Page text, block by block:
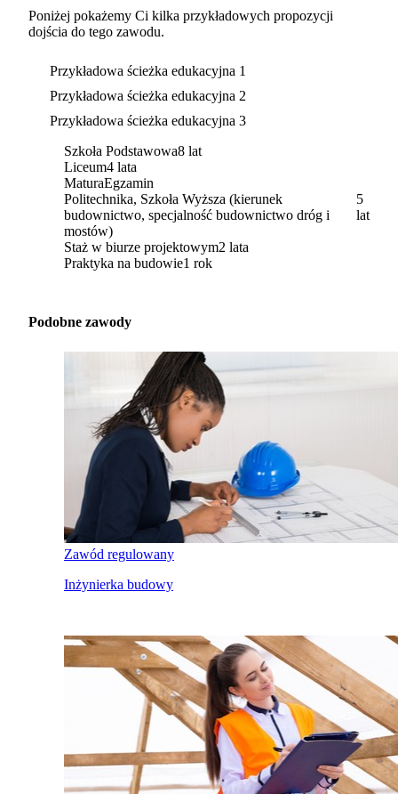
Poniżej pokażemy Ci kilka przykładowych propozycji
dojścia do tego zawodu.
Przykładowa ścieżka edukacyjna 1
Przykładowa ścieżka edukacyjna 2
Przykładowa ścieżka edukacyjna 3
Szkoła Podstawowa8 lat
Liceum4 lata
MaturaEgzamin
Politechnika, Szkoła Wyższa (kierunek
budownictwo, specjalność budownictwo dróg i
mostów)
5
lat
Staż w biurze projektowym2 lata
Praktyka na budowie1 rok
Podobne zawody
Zawód regulowany
Inżynierka budowy